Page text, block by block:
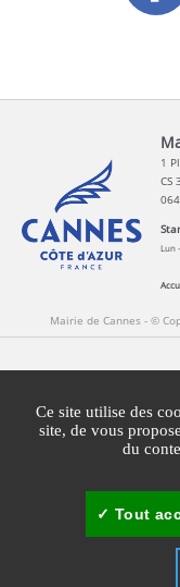
1
CS
Lun
Mairie de Cannes - ©
Mentions
Plan du
Ce site utilise des
site, de vous
du
Tout